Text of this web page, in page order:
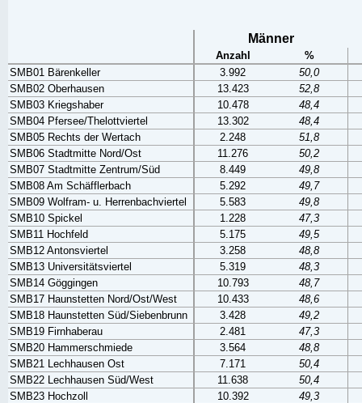
Männer
Anzahl
%
SMB01 Bärenkeller
3.992
50,0
SMB02 Oberhausen
13.423
52,8
SMB03 Kriegshaber
10.478
48,4
SMB04 Pfersee/Thelottviertel
13.302
48,4
SMB05 Rechts der Wertach
2.248
51,8
SMB06 Stadtmitte Nord/Ost
11.276
50,2
SMB07 Stadtmitte Zentrum/Süd
8.449
49,8
SMB08 Am Schäfflerbach
5.292
49,7
SMB09 Wolfram- u. Herrenbachviertel
5.583
49,8
SMB10 Spickel
1.228
47,3
SMB11 Hochfeld
5.175
49,5
SMB12 Antonsviertel
3.258
48,8
SMB13 Universitätsviertel
5.319
48,3
SMB14 Göggingen
10.793
48,7
SMB17 Haunstetten Nord/Ost/West
10.433
48,6
SMB18 Haunstetten Süd/Siebenbrunn
3.428
49,2
SMB19 Firnhaberau
2.481
47,3
SMB20 Hammerschmiede
3.564
48,8
SMB21 Lechhausen Ost
7.171
50,4
SMB22 Lechhausen Süd/West
11.638
50,4
SMB23 Hochzoll
10.392
49,3